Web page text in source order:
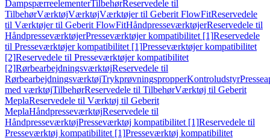
DampspærreelementerTilbehørReservedele til
TilbehørVærktøjVærktøjVærktøjer til Geberit FlowFitReservedele
til Værktøjer til Geberit FlowFitHåndpresseværktøjerReservedele til
HåndpresseværktøjerPresseværktøjer kompatibilitet [1]Reservedele
til Presseværktøjer kompatibilitet [1]Presseværktøjer kompatibilitet
[2]Reservedele til Presseværktøjer kompatibilitet
[2]RørbearbejdningsværktøjReservedele til
RørbearbejdningsværktøjTrykprøvningspropperKontroludstyr
med værktøjTilbehørReservedele til TilbehørVærktøj til Geberit
MeplaReservedele til Værktøj til Geberit
MeplaHåndpresseværktøjReservedele til
HåndpresseværktøjPresseværktøj kompatibilitet [1]Reservedele til
Presseværktøj kompatibilitet [1]Presseværktøj kompatibilitet